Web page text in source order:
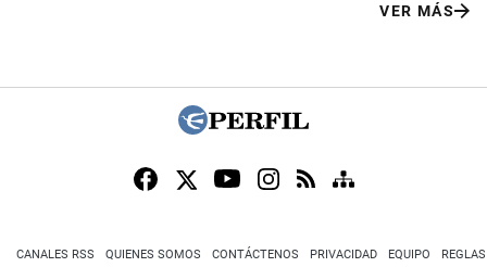
VER MÁS
CANALES RSS QUIENES SOMOS CONTÁCTENOS PRIVACIDAD EQUIPO